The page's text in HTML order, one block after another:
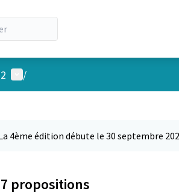
Menu utilisateur
/
4ème édition débute le 30 septembre
propositions